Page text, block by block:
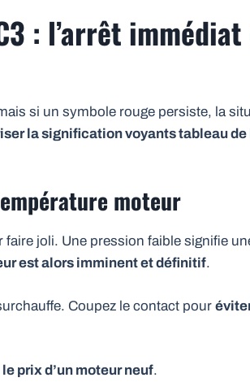
: l’arrêt
si un symbole rouge persiste, la
la signification voyants tableau de
moteur
faire joli. Une pression faible signifie
est alors imminent et définitif.
Coupez le contact pour
prix d’un moteur neuf.